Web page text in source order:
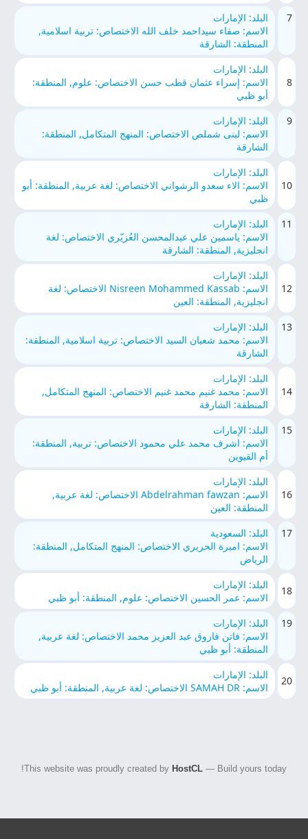
7
البلد: الإمارات
الاسم: صفاء سيداحمد خلف الله الاختصاص: تربية اسلامية,
المنطقة: الشارقة
8
البلد: الإمارات
الاسم: إسراء عثمان قطب حسن الاختصاص: علوم, المنطقة:
أبو ظبي
9
البلد: الإمارات
الاسم: لبنى شملص الاختصاص: المنهج المتكامل, المنطقة:
الشارقة
10
البلد: الإمارات
الاسم: الاء سعدو الرشواني الاختصاص: لغة عربية, المنطقة: أبو
ظبي
11
البلد: الإمارات
الاسم: ياسمين علي عبدالمحسن العُزيّري الاختصاص: لغة
انجليزية, المنطقة: الشارقة
12
البلد: الإمارات
الاسم: Nisreen Mohammed Kassab الاختصاص: لغة
انجليزية, المنطقة: العين
13
البلد: الإمارات
الاسم: محمد شعبان السيد الاختصاص: تربية اسلامية, المنطقة:
الشارقة
14
البلد: الإمارات
الاسم: محمد غنيم محمد غنيم الاختصاص: المنهج المتكامل,
المنطقة: الشارقة
15
البلد: الإمارات
الاسم: اشرف محمد علي محمود الاختصاص: تربية, المنطقة:
أم القيوين
16
البلد: الإمارات
الاسم: Abdelrahman fawzan الاختصاص: لغة عربية,
المنطقة: العين
17
البلد: السعودية
الاسم: اميرة الحريري الاختصاص: المنهج المتكامل, المنطقة:
الرياض
18
البلد: الإمارات
الاسم: عمر الحسين الاختصاص: علوم, المنطقة: أبو ظبي
19
البلد: الإمارات
الاسم: فاتن فاروق عبد العزيز محمد الاختصاص: لغة عربية,
المنطقة: أبو ظبي
20
البلد: الإمارات
الاسم: SAMAH DR الاختصاص: لغة عربية, المنطقة: أبو ظبي
This website was proudly created by HostCL — Build yours today!